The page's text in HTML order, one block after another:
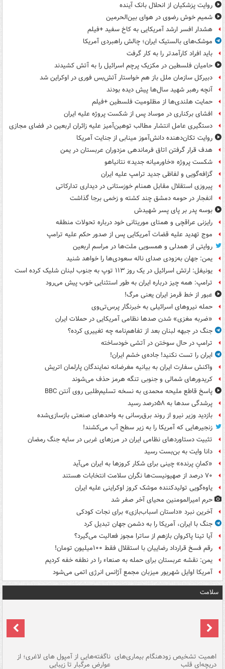
روایت پزشکیان از انحلال بانک آینده
شمیم خوش رضوی در هوای بین‌الحرمین
هشدار افسر ارشد آمریکایی به کاخ سفید +فیلم
موشک‌های بالستیک ایران؛ چالش راهبردی آمریکا
باید افراد کارآمدتر را به کار گرفت
حامیان فلسطین در مکزیک پرچم اسرائیل را به آتش کشیدند
دبیرکل سازمان ملل باز هم خواستار آتش‌بس فوری در اوکراین شد
آنچه رهبر شهید سال‌ها پیش دیده بودند
حمایت هلندی‌ها از مظلومیت فلسطین +فیلم
افشای برکناری در موساد پس از شکست پروژه علیه ایران
دستگیری عامل انتشار مطالب توهین‌آمیز علیه زائران اربعین در فضای مجازی
روایت تکان‌دهنده دانش‌آموز مینابی از جنایت آمریکا
هدف قرار گرفتن اتاق‌ فرماندهی مزدوران عربستان در یمن
شکست پروژه «خاورمیانه جدید» نتانیاهو
گزافه‌گویی و لفاظی جدید ترامپ علیه ایران
پیروزی استقلال مقابل همنام خوزستانی در دیداری تدارکاتی
انفجار در حومه دمشق چند کشته و زخمی برجا گذاشت
بوسه‌ پدر بر پای پسر شهیدش
رایزنی عراقچی و همتای موریتانی خود درباره تحولات منطقه
موج تهدید علیه قضات آمریکایی پس از صدور حکم علیه ترامپ
روایتی از همدلی و همسویی ملت‌ها در مراسم اربعین
یمن: جهان به‌زودی صدای ناله سعودی‌ها را خواهد شنید
یونیفل: ارتش اسرائیل در یک روز ۱۱۳ توپ به جنوب لبنان شلیک کرده است
ترامپ: همه چیز درباره ایران به طور استثنایی خوب پیش می‌رود
عبور از خط قرمز ایران یعنی مرگ!
حمله نیروهای اسرائیلی به خبرنگار پرس‌تی‌وی
«ضربه مغزی» شدن صدها نظامی آمریکایی در حملات ایران
جنگ در جبهه لبنان بعد از تفاهم‌نامه چه تغییری کرده؟
ترامپ در حال سوختن در آتشی خودساخته
ایران را تست نکنید! جاده‌ی خشم ایران!
واکنش سفارت ایران به بیانیه مغرضانه نمایندگان پارلمان اتریش
کریدورهای شمالی و جنوبی تنگه هرمز حذف می‌شوند
پاسخ قاطع ملیحه محمدی به نسخه تسلیم‌طلبی روی آنتن BBC
پرشدگی سدها به ۵۸درصد رسید
بازدید وزیر نیرو از روند برق‌رسانی به واحدهای صنعتی بازسازی‌شده
زنجیرهایی که آمریکا را به زیر سطح آب می‌کشند!
تثبیت دستاوردهای نظامی ایران در مرزهای غربی در سایه جنگ رمضان
دانا وایت به بن‌بست رسید
«کمانِ پرنده» چینی برای شکار کروزها به ایران می‌آید
۷۰ درصد از صهیونیست‌ها نگران سلامت انتخابات هستند
یاوه‌گویی تولیدکننده موشک کروز اوکراینی علیه ایران
حرم امیرالمومنین محیای آخر صفر شد
آخرین نبرد «داستان اسباب‌بازی» برای نجات کودکی
جنگ با ایران، آمریکا را به دشمن جهان تبدیل کرد
آیا تینا پاکروان بازهم از ساترا مجوز فعالیت می‌گیرد؟
رقم فسخ قرارداد رضاییان با استقلال فقط ۱۰۰میلیون تومان!
یمن: نقشه عربستان برای حمله به صنعاء را در نطفه خفه کردیم
آمریکا اوایل شهریور میزبان مجمع آژانس انرژی اتمی می‌شود
سلامت
اهمیت تشخیص زودهنگام بیماری‌های
دریچه‌ای قلب
ناگفته‌هایی از آمپول های لاغری؛ از
عوارض مرگبار تا زیبایی